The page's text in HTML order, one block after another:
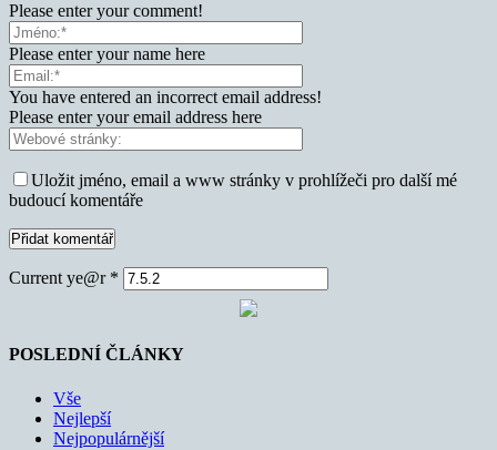
Please enter your comment!
Please enter your name here
You have entered an incorrect email address!
Please enter your email address here
Uložit jméno, email a www stránky v prohlížeči pro další mé
budoucí komentáře
Current ye@r *
POSLEDNÍ ČLÁNKY
Vše
Nejlepší
Nejpopulárnější